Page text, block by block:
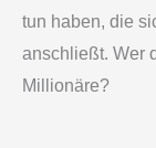
tun haben, die
anschließt. Wer
Millionäre?